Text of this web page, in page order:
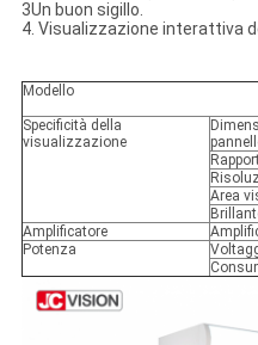
3Un buon sigillo.
4. Visualizzazione interattiva
Modello
Specificità della
visualizzazione
Area
Amplificatore
Potenza